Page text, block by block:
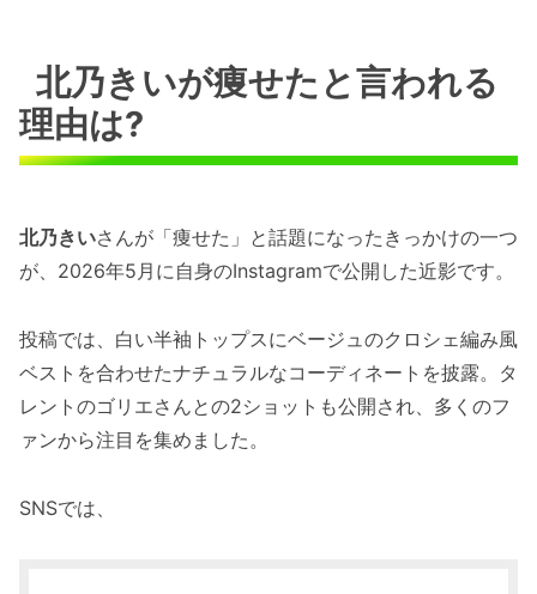
北乃きいが痩せたと言われる
理由は?
北乃きいさんが「痩せた」と話題になったきっかけの一つ
が、2026年5月に自身のInstagramで公開した近影です。
投稿では、白い半袖トップスにベージュのクロシェ編み風
ベストを合わせたナチュラルなコーディネートを披露。タ
レントのゴリエさんとの2ショットも公開され、多くのフ
ァンから注目を集めました。
SNSでは、